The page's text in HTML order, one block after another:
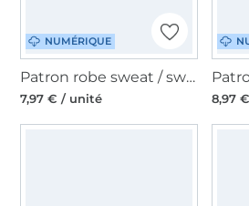
NUMÉRIQUE
Patron robe sweat / sweat-shirt femme pdf Cacau Erbsünde, en allemand
7,97 € / unité 8,97